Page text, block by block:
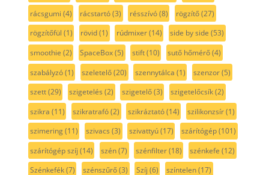
rácsgumi (4) rácstartó(3) résszívó(8) rögzítő(27)
rögzítőfül (1) rövid(1) rúdmixer(14) side by side (53)
smoothie (2) SpaceBox(5) stift(10) sutő hőmérő(4)
szabályzó(1) szeletelő(20) szennytálca (1) szenzor(5)
szett(29) szigetelés (2) szigetelő(3) szigetelőcsík(2)
szikra (11) szikratrafó(2) szikráztató(14) szilikonzsír(1)
szimering(11) szivacs (3) szivattyú(17) szárítógép(101)
szárítógép szíj (14) szén(7) szénfilter(18) szénkefe (12)
Szénkefék(7) szénszűrő(3) Szíj (6) színtelen(17)